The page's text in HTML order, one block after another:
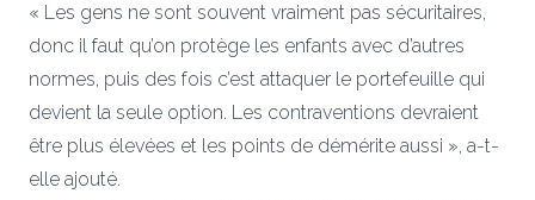
« Les gens ne sont souvent vraiment pas sécuritaires,
donc il faut qu’on protège les enfants avec d’autres
normes, puis des fois c’est attaquer le portefeuille qui
devient la seule option. Les contraventions devraient
être plus élevées et les points de démérite aussi », a-t-
elle ajouté.